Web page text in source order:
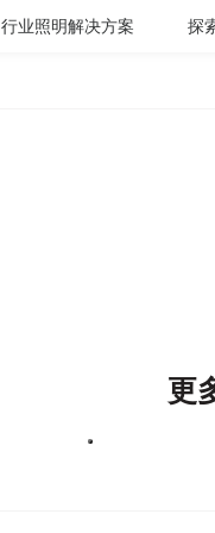
行业照明解决方案 探
更